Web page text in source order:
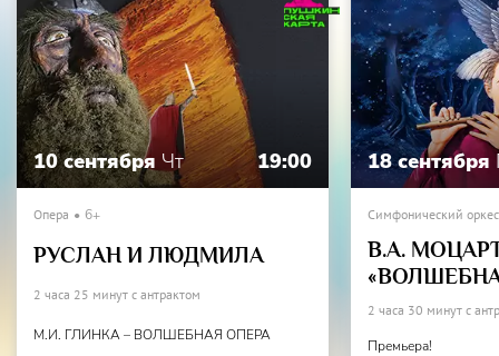
КалмыкияМихаил Ходжигиров
ЧЕКАЛИНСКИЙ -Виктор Журавлёв
СУРИН -Алексей Ерёмин
ЧАПЛИЦКИЙ -Алексей Овчаров
НАРУМОВ - Лауреат международных конкурсовВадим
Соловьев
РАСПОРЯДИТЕЛЬ БАЛА - Алексей Овчаров
МАША - Дипломант Всероссийского конкурсаЮлия
10 сентября Чт 19:00
Опера 6+
РУСЛАН И ЛЮДМИЛА
2 часа 25 минут с антрактом
М.И. ГЛИНКА – ВОЛШЕБНАЯ ОПЕРА
18 сентября
Симфонический
В.А.
2 часа 30 минут с
Премьера!